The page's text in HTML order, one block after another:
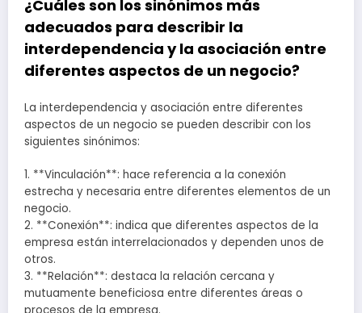
¿Cuáles son los sinónimos más
adecuados para describir la
interdependencia y la asociación entre
diferentes aspectos de un negocio?
La interdependencia y asociación entre diferentes
aspectos de un negocio se pueden describir con los
siguientes sinónimos:
1. **Vinculación**: hace referencia a la conexión
estrecha y necesaria entre diferentes elementos de un
negocio.
2. **Conexión**: indica que diferentes aspectos de la
empresa están interrelacionados y dependen unos de
otros.
3. **Relación**: destaca la relación cercana y
mutuamente beneficiosa entre diferentes áreas o
procesos de la empresa.